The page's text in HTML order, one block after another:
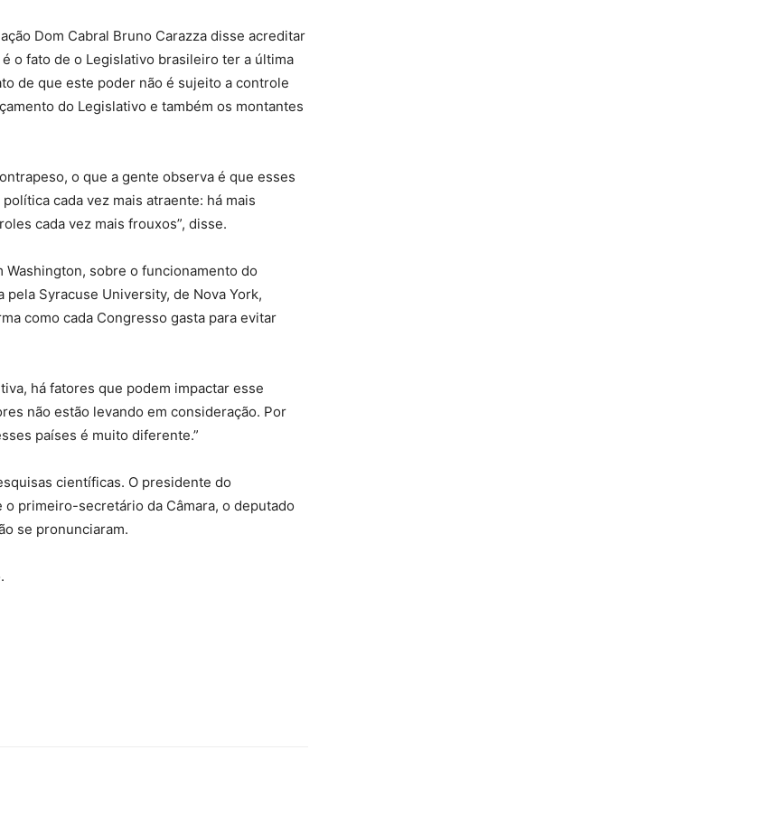
Dom Cabral Bruno Carazza disse acreditar
o fato de o Legislativo brasileiro ter a última
de que este poder não é sujeito a controle
do Legislativo e também os montantes
o que a gente observa é que esses
cada vez mais atraente: há mais
cada vez mais frouxos”, disse.
sobre o funcionamento do
Syracuse University, de Nova York,
como cada Congresso gasta para evitar
há fatores que podem impactar esse
não estão levando em consideração. Por
países é muito diferente.”
científicas. O presidente do
primeiro-secretário da Câmara, o deputado
se pronunciaram.